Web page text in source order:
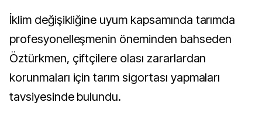
İklim değişikliğine uyum kapsamında tarımda
profesyonelleşmenin öneminden bahseden
Öztürkmen, çiftçilere olası zararlardan
korunmaları için tarım sigortası yapmaları
tavsiyesinde bulundu.